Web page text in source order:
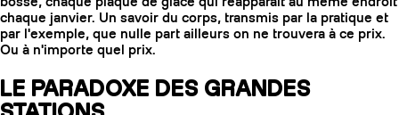
chaque janvier. Un savoir du corps, transmis par la pratique et
par l'exemple, que nulle part ailleurs on ne trouvera à ce prix.
Ou à n'importe quel prix.
LE PARADOXE DES GRANDES